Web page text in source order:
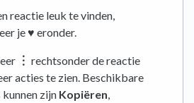
reactie leuk te vinden,
je♥︎ eronder.
︙ rechtsonder de reactie
acties te zien. Beschikbare
zijn Kopiëren